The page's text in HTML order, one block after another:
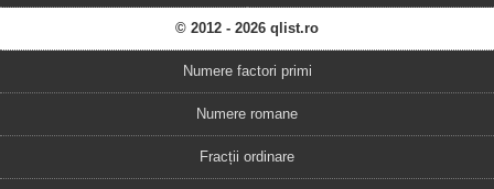
© 2012 - 2026 qlist.ro
Numere factori primi
Numere romane
Fracții ordinare